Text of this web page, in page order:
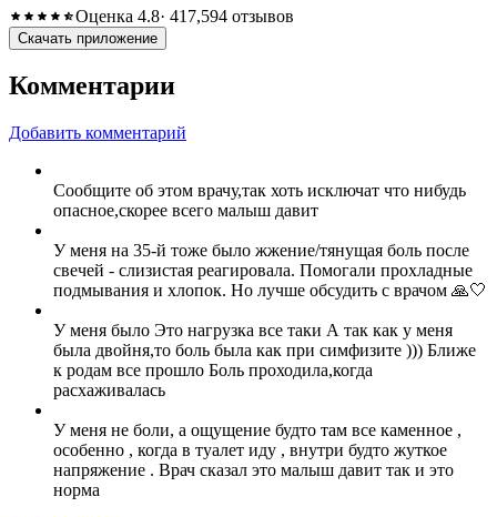
Оценка 4.8· 417,594 отзывов
Скачать приложение
Комментарии
Добавить комментарий
Сообщите об этом врачу,так хоть исключат что нибудь
опасное,скорее всего малыш давит
У меня на 35-й тоже было жжение/тянущая боль после
свечей - слизистая реагировала. Помогали прохладные
подмывания и хлопок. Но лучше обсудить с врачом 🙏🤍
У меня было Это нагрузка все таки А так как у меня
была двойня,то боль была как при симфизите ))) Ближе
к родам все прошло Боль проходила,когда
расхаживалась
У меня не боли, а ощущение будто там все каменное ,
особенно , когда в туалет иду , внутри будто жуткое
напряжение . Врач сказал это малыш давит так и это
норма